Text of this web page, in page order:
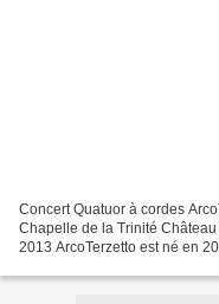
Concert Quatuor à cordes
Chapelle de la Trinité
2013 ArcoTerzetto est né en